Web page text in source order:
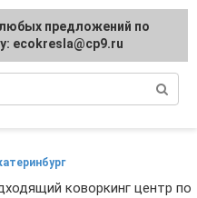
коворкинг центр по
предложений по
ecokresla@cp9.ru